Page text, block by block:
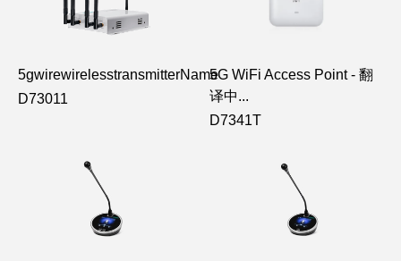
5gwirewirelesstransmitterName
D73011
5G WiFi Access Point - 翻
译中...
D7341T